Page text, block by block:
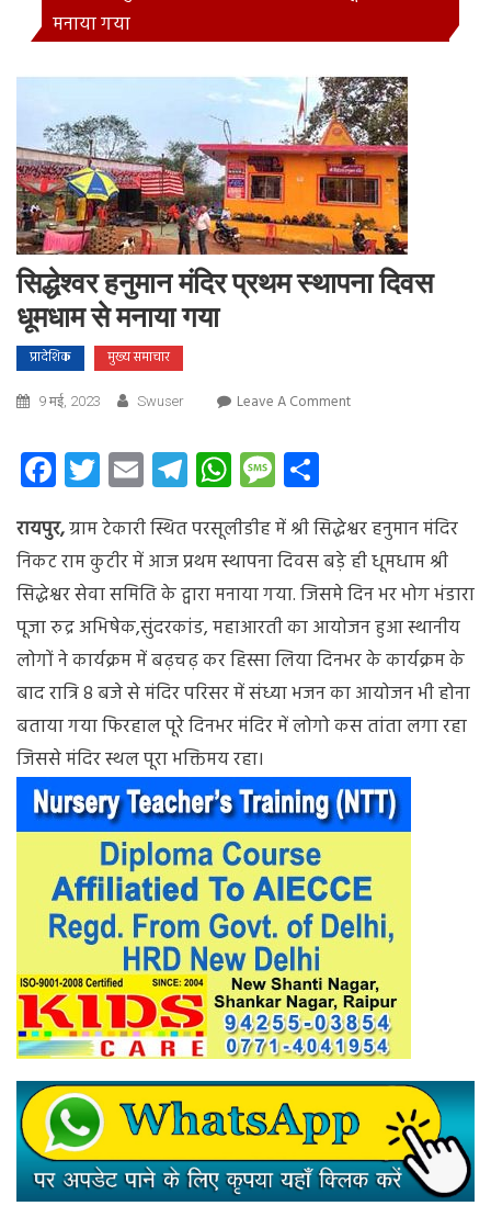
मनाया गया
सिद्धेश्वर हनुमान मंदिर प्रथम स्थापना दिवस
धूमधाम से मनाया गया
प्रादेशिक मुख्य समाचार
9 मई, 2023 Swuser Leave A CommentOn
स्थापना
दिवस
धूमधाम
से
मनाया
गया
Facebook
Twitter
EmailTelegram
WhatsApp
Message
रायपुर,ग्राम टेकारी स्थित परसूलीडीह में श्री सिद्धेश्वर हनुमान मंदिर
निकट राम कुटीर में आज प्रथम स्थापना दिवस बड़े ही धूमधाम श्री
सिद्धेश्वर सेवा समिति के द्वारा मनाया गया. जिसमे दिन भर भोग भंडारा
पूजा रुद्र अभिषेक,सुंदरकांड, महाआरती का आयोजन हुआ स्थानीय
लोगों ने कार्यक्रम में बढ़चढ़ कर हिस्सा लिया दिनभर के कार्यक्रम के
बाद रात्रि 8 बजे से मंदिर परिसर में संध्या भजन का आयोजन भी होना
बताया गया फिरहाल पूरे दिनभर मंदिर में लोगो कस तांता लगा रहा
जिससे मंदिर स्थल पूरा भक्तिमय रहा।